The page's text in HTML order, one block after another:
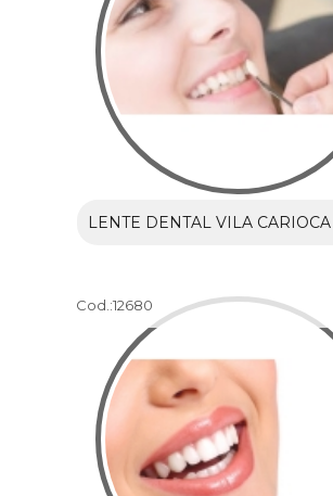
LENTE DENTAL VILA CARIOCA
Cod.:12680